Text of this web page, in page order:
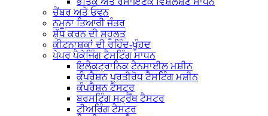
ਚੈਂਬਰ ਅਤੇ ਓਵਨ
ਨਮੂਨਾ ਤਿਆਰੀ ਜੰਤਰ
ਸ਼ੁੱਧ ਕਰਨ ਦੀ ਸਹੂਲਤ
ਕੀਟਨਾਸ਼ਕਾਂ ਦੀ ਰਹਿੰਦ-ਖੂੰਹਦ
ਪੇਪਰ ਪੈਕੇਜਿੰਗ ਟੈਸਟਿੰਗ ਸਾਧਨ
ਇਲੈਕਟ੍ਰਾਨਿਕ ਟੈਨਸਾਈਲ ਮਸ਼ੀਨ
ਕੰਪਰੈਸ਼ਨ ਪ੍ਰਤੀਰੋਧ ਟੈਸਟਿੰਗ ਮਸ਼ੀਨ
ਕੰਪਰੈਸ਼ਨ ਟੈਸਟਰ
ਬਰਸਟਿੰਗ ਸਟ੍ਰੈਂਥ ਟੈਸਟਰ
ਟੀਅਰਿੰਗ ਟੈਸਟਰ